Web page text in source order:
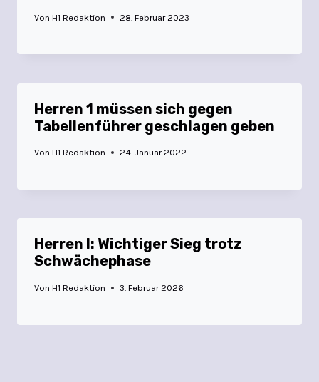
Von H1 Redaktion 28. Februar 2023
Herren 1 müssen sich gegen
Tabellenführer geschlagen geben
Von H1 Redaktion 24. Januar 2022
Herren I: Wichtiger Sieg trotz
Schwächephase
Von H1 Redaktion 3. Februar 2026